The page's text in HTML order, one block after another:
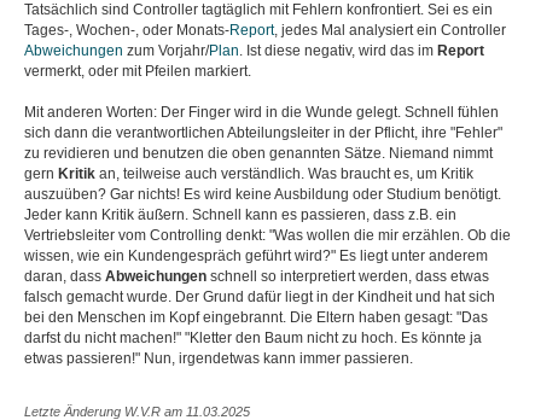
Tatsächlich sind Controller tagtäglich mit Fehlern konfrontiert. Sei es ein
Tages-, Wochen-, oder Monats-Report, jedes Mal analysiert ein Controller
Abweichungen zum Vorjahr/Plan. Ist diese negativ, wird das im Report
vermerkt, oder mit Pfeilen markiert.
Mit anderen Worten: Der Finger wird in die Wunde gelegt. Schnell fühlen
sich dann die verantwortlichen Abteilungsleiter in der Pflicht, ihre "Fehler"
zu revidieren und benutzen die oben genannten Sätze. Niemand nimmt
gern Kritik an, teilweise auch verständlich. Was braucht es, um Kritik
auszuüben? Gar nichts! Es wird keine Ausbildung oder Studium benötigt.
Jeder kann Kritik äußern. Schnell kann es passieren, dass z.B. ein
Vertriebsleiter vom Controlling denkt: "Was wollen die mir erzählen. Ob die
wissen, wie ein Kundengespräch geführt wird?" Es liegt unter anderem
daran, dass Abweichungen schnell so interpretiert werden, dass etwas
falsch gemacht wurde. Der Grund dafür liegt in der Kindheit und hat sich
bei den Menschen im Kopf eingebrannt. Die Eltern haben gesagt: "Das
darfst du nicht machen!" "Kletter den Baum nicht zu hoch. Es könnte ja
etwas passieren!" Nun, irgendetwas kann immer passieren.
Letzte Änderung W.V.R am 11.03.2025